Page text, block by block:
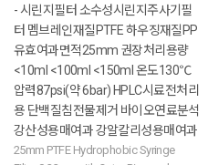
- 시린지필터 소수성시린지주사기필
터 멤브레인재질PTFE 하우징재질PP
유효여과면적25mm 권장처리용량
<10ml <100ml <150ml 온도130℃
압력87psi(약 6bar) HPLC시료전처리
용 단백질침전물제거 바이오연료분석
강산성용매여과 강알칼리성용매여과
25mm PTFE Hydrophobic Syringe